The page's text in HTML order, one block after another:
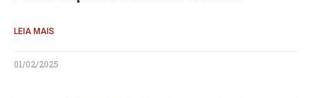
LEIA MAIS
01/02/2025